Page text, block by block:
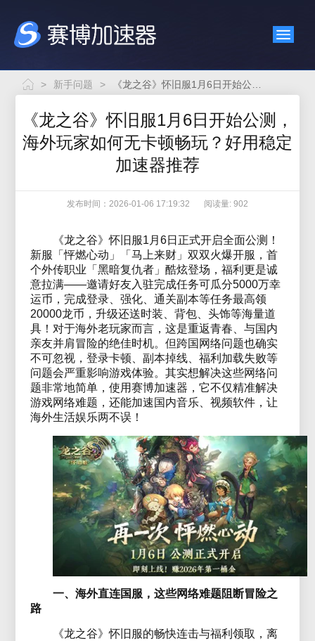
> 新手问题 >
《龙之谷》怀旧服1月6日开始公测，
海外玩家如何无卡顿畅玩？好用稳定
加速器推荐
发布时间：2026-01-06 17:19:32 阅读量: 902
《龙之谷》怀旧服1月6日正式开启全面公测！
新服「怦燃心动」「马上来财」双双火爆开服，首
个外传职业「黑暗复仇者」酷炫登场，福利更是诚
意拉满——邀请好友入驻完成任务可瓜分5000万幸
运币，完成登录、强化、通关副本等任务最高领
20000龙币，升级还送时装、背包、头饰等海量道
具！对于海外老玩家而言，这是重返青春、与国内
亲友并肩冒险的绝佳时机。但跨国网络问题也确实
不可忽视，登录卡顿、副本掉线、福利加载失败等
问题会严重影响游戏体验。其实想解决这些网络问
题非常地简单，使用赛博加速器，它不仅精准解决
游戏网络难题，还能加速国内音乐、视频软件，让
海外生活娱乐两不误！
一、海外直连国服，这些网络难题阻断冒险之
路
《龙之谷》怀旧服的畅快连击与福利领取，离